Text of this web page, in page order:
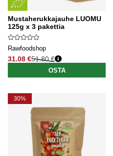
Mustaherukkajauhe LUOMU
125g x 3 pakettia
Rawfoodshop
31.08 €
Normaali hinta
51.80 €
OSTA
30%